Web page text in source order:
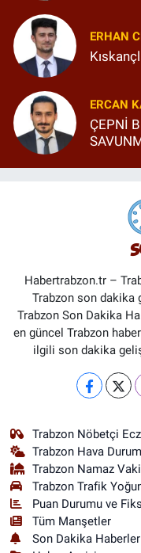
ERHAN
ERCAN
ÇEPNİ
Habertrabzon.tr –
Trabzon son dakika
Trabzon Son Dakika
en güncel Trabzon
ilgili son dakika
Trabzon Nöbetçi
Trabzon Hava
Trabzon Namaz
Trabzon Trafik
Puan Durumu ve
Tüm Manşetler
Son Dakika